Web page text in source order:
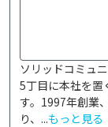
ソリッドコミュ
5丁目に本社を置
す。1997年創業
り、...もっと見る